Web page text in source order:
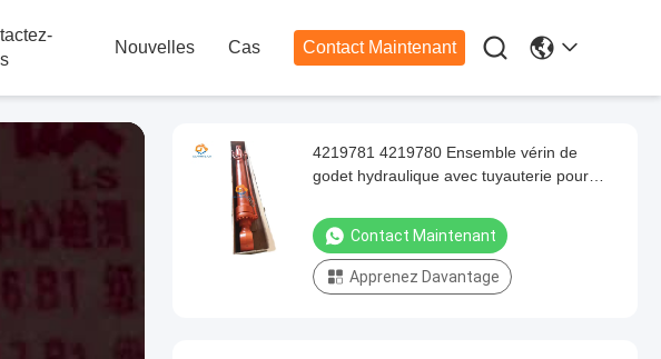
Nouvelles Cas Contact Maintenant 
4219781 4219780 Ensemble vérin de
godet hydraulique avec tuyauterie pour
Contact Maintenant
Apprenez Davantage